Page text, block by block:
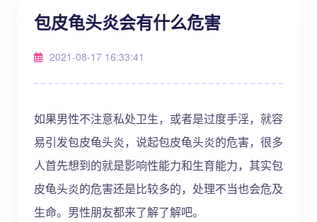
包皮龟头炎会有什么危害
2021-08-17 16:33:41
如果男性不注意私处卫生，或者是过度手淫，就容
易引发包皮龟头炎，说起包皮龟头炎的危害，很多
人首先想到的就是影响性能力和生育能力，其实包
皮龟头炎的危害还是比较多的，处理不当也会危及
生命。男性朋友都来了解了解吧。